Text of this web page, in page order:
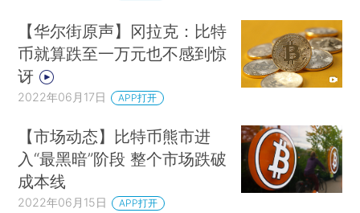
【华尔街原声】冈拉克：比特
币就算跌至一万元也不感到惊
讶
2022年06月17日 APP打开
【市场动态】比特币熊市进
入“最黑暗”阶段 整个市场跌破
成本线
2022年06月15日 APP打开